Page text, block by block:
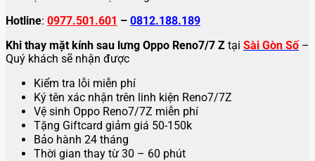
Hotline: 0977.501.601 – 0812.188.189
Khi thay mặt kính sau lưng Oppo Reno7/7 Z tại Sài Gòn Số–
Quý khách sẽ nhận được
Kiểm tra lỗi miễn phí
Ký tên xác nhận trên linh kiện Reno7/7Z
Vệ sinh Oppo Reno7/7Z miễn phí
Tặng Giftcard giảm giá 50-150k
Bảo hành 24 tháng
Thời gian thay từ 30 – 60 phút